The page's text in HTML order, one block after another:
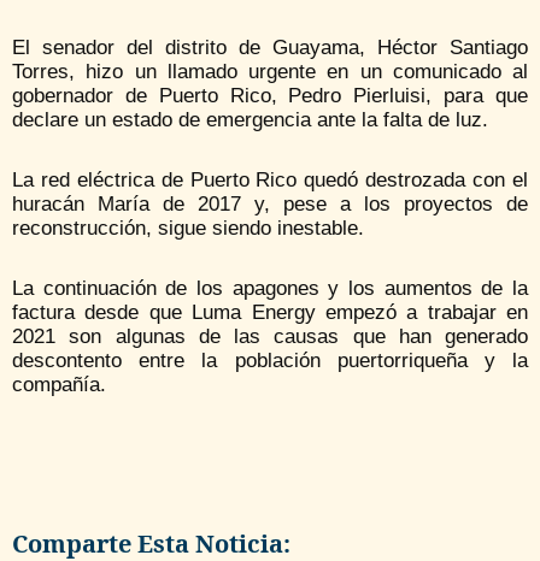
El senador del distrito de Guayama, Héctor Santiago
Torres, hizo un llamado urgente en un comunicado al
gobernador de Puerto Rico, Pedro Pierluisi, para que
declare un estado de emergencia ante la falta de luz.
La red eléctrica de Puerto Rico quedó destrozada con el
huracán María de 2017 y, pese a los proyectos de
reconstrucción, sigue siendo inestable.
La continuación de los apagones y los aumentos de la
factura desde que Luma Energy empezó a trabajar en
2021 son algunas de las causas que han generado
descontento entre la población puertorriqueña y la
compañía.
Comparte Esta Noticia: